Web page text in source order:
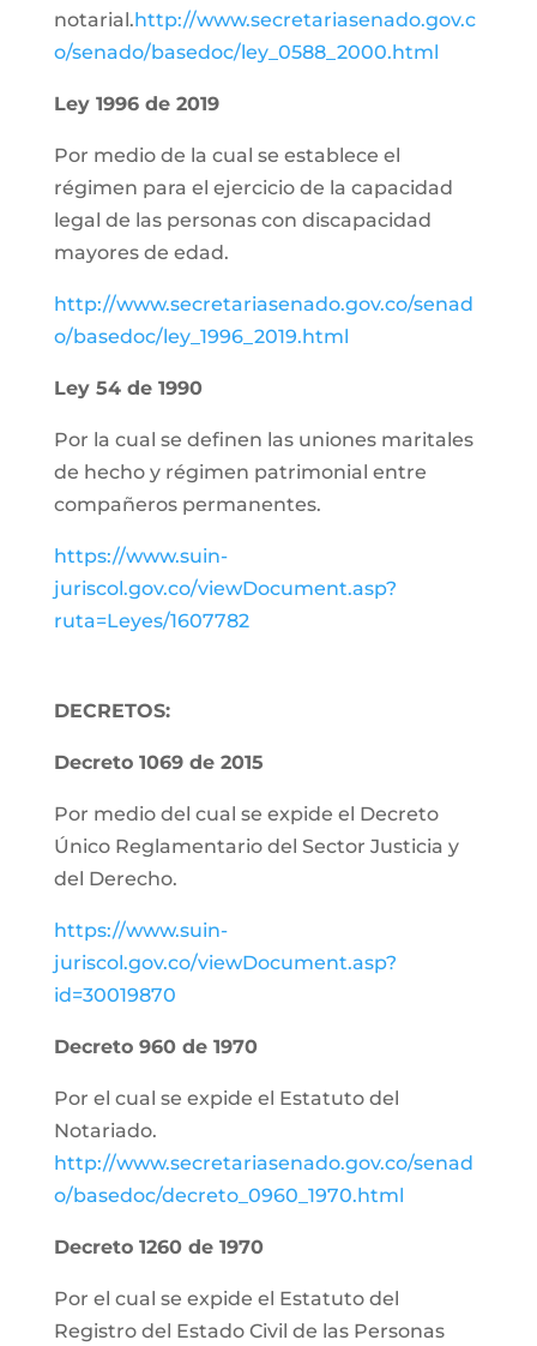
notarial.http://www.secretariasenado.gov.c
o/senado/basedoc/ley_0588_2000.html
Ley 1996 de 2019
Por medio de la cual se establece el
régimen para el ejercicio de la capacidad
legal de las personas con discapacidad
mayores de edad.
http://www.secretariasenado.gov.co/senad
o/basedoc/ley_1996_2019.html
Ley 54 de 1990
Por la cual se definen las uniones maritales
de hecho y régimen patrimonial entre
compañeros permanentes.
https://www.suin-
juriscol.gov.co/viewDocument.asp?
ruta=Leyes/1607782
DECRETOS:
Decreto 1069 de 2015
Por medio del cual se expide el Decreto
Único Reglamentario del Sector Justicia y
del Derecho.
https://www.suin-
juriscol.gov.co/viewDocument.asp?
id=30019870
Decreto 960 de 1970
Por el cual se expide el Estatuto del
Notariado.
http://www.secretariasenado.gov.co/senad
o/basedoc/decreto_0960_1970.html
Decreto 1260 de 1970
Por el cual se expide el Estatuto del
Registro del Estado Civil de las Personas